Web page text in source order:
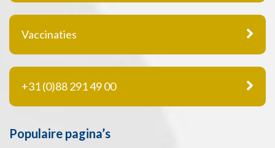
Vaccinaties
+31 (0)88 291 49 00
Populaire pagina’s